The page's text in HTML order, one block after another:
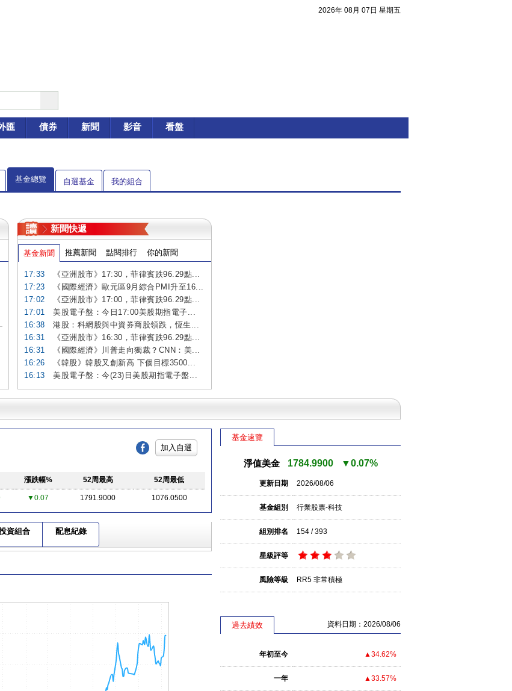
2026年 08月 07日 星期五
匯 債券 新聞 影音 看盤
基金總覽 自選基金 我的組合
新聞快遞
基金新聞 推薦新聞 點閱排行 你的新聞
17:33
《亞洲股市》17:30，菲律賓跌96.29點...
17:23
《國際經濟》歐元區9月綜合PMI升至16...
17:02
《亞洲股市》17:00，菲律賓跌96.29點...
17:01
美股電子盤：今日17:00美股期指電子...
16:38
港股：科網股與中資券商股領跌，恆生...
16:31
《亞洲股市》16:30，菲律賓跌96.29點...
16:31
《國際經濟》川普走向獨裁？CNN：美...
16:26
《韓股》韓股又創新高 下個目標3500...
16:13
美股電子盤：今(23)日美股期指電子盤...
加入自選
漲跌幅% 52周最高 52周最低
▼0.07 1791.9000 1076.0500
資組合 配息紀錄
基金速覽
淨值美金 1784.9900 ▼0.07%
更新日期 2026/08/06
基金組別 行業股票-科技
組別排名 154 / 393
星級評等
風險等級 RR5 非常積極
過去績效 資料日期：2026/08/06
年初至今 ▲34.62%
一年 ▲33.57%